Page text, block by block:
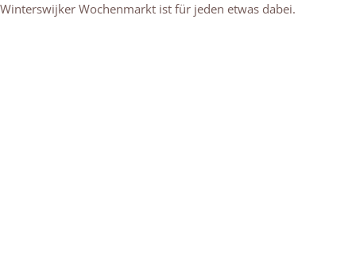
Winterswijker Wochenmarkt ist für jeden etwas dabei.